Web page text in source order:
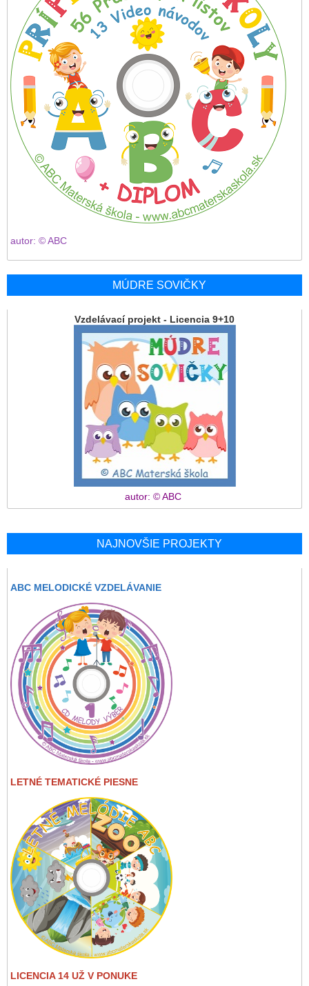
autor: © ABC
MÚDRE SOVIČKY
Vzdelávací projekt - Licencia 9+10
autor: © ABC
NAJNOVŠIE PROJEKTY
ABC MELODICKÉ VZDELÁVANIE
LETNÉ TEMATICKÉ PIESNE
LICENCIA 14 UŽ V PONUKE